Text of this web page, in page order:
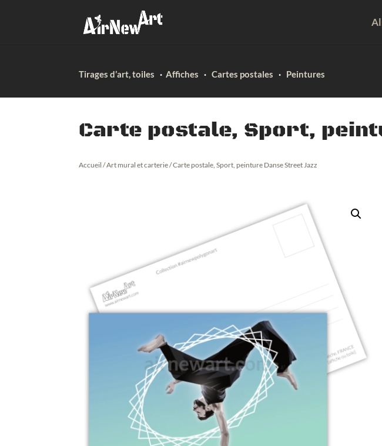
Tirages d’art, toiles ·Affiches ·Cartes postales · Peintures
Carte postale, Sport,
Accueil /Art mural et carterie/ Carte postale, Sport, peinture Danse Street Jazz